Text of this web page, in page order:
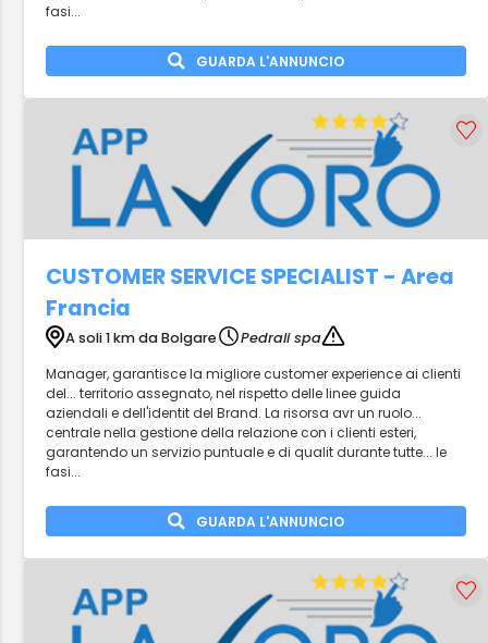
fasi...
GUARDA L'ANNUNCIO
CUSTOMER SERVICE SPECIALIST - Area
Francia
A soli 1 km da Bolgare
Pedrali spa
Manager, garantisce la migliore customer experience ai clienti
del... territorio assegnato, nel rispetto delle linee guida
aziendali e dell'identit del Brand. La risorsa avr un ruolo...
centrale nella gestione della relazione con i clienti esteri,
garantendo un servizio puntuale e di qualit durante tutte... le
fasi...
GUARDA L'ANNUNCIO